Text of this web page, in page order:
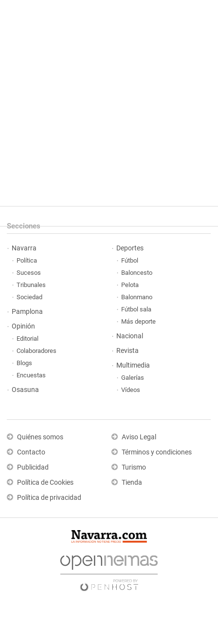
Secciones
Navarra
Política
Sucesos
Tribunales
Sociedad
Pamplona
Opinión
Editorial
Colaboradores
Blogs
Encuestas
Osasuna
Deportes
Fútbol
Baloncesto
Pelota
Balonmano
Fútbol sala
Más deporte
Nacional
Revista
Multimedia
Galerías
Vídeos
Quiénes somos
Contacto
Publicidad
Política de Cookies
Política de privacidad
Aviso Legal
Términos y condiciones
Turismo
Tienda